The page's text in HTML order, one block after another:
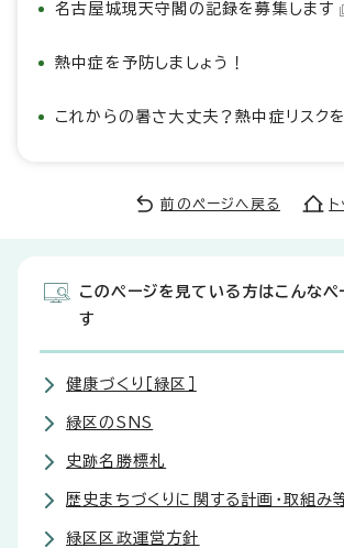
名古屋城現天守閣の記録を募集します
熱中症を予防しましょう！
これからの暑さ大丈夫？熱中症リスク
前のページへ戻る
このページを見ている方はこんなペ
す
健康づくり［緑区］
緑区のSNS
史跡名勝標札
歴史まちづくりに関する計画・取組み
緑区区政運営方針